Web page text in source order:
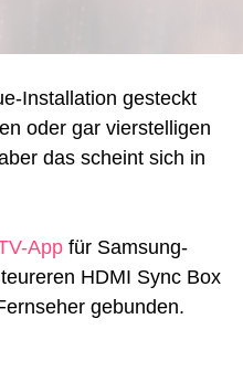
Installation gesteckt
oder gar vierstelligen
das scheint sich in
App für Samsung-
HDMI Sync Box
gebunden.